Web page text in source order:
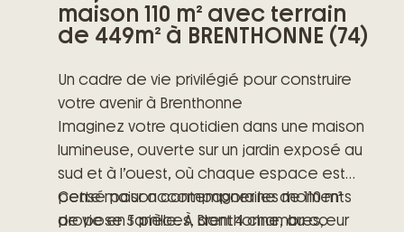
maison 110 m² avec terrain
de 449m² à BRENTHONNE (74)
Un cadre de vie privilégié pour construire
votre avenir à Brenthonne
Imaginez votre quotidien dans une maison
lumineuse, ouverte sur un jardin exposé au
sud et à l’ouest, où chaque espace est
pensé pour accompagner les moments
de vie en famille. À Brenthonne, au cœur
Cette maison contemporaine de 110 m²
propose 5 pièces, dont 4 chambres,